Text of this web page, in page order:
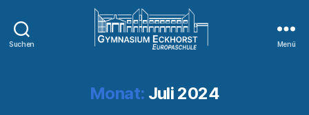
Suchen Menü
Monat: Juli 2024